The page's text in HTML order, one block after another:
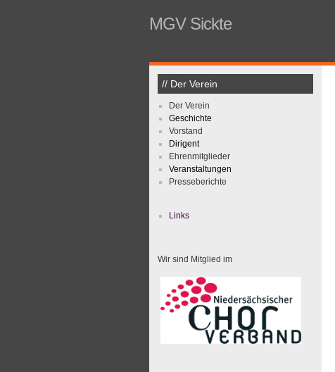
MGV Sickte
// Der Verein
Der Verein
Geschichte
Vorstand
Dirigent
Ehrenmitglieder
Veranstaltungen
Presseberichte
Links
Wir sind Mitglied im